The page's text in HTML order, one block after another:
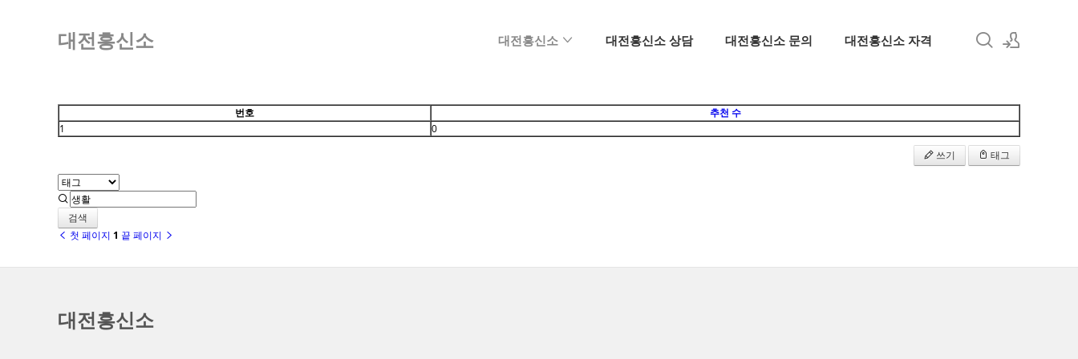
대전흥신소
회원가입
대전흥신소 대전흥신소 상담 대전흥신소 문의 대전흥신소 자격
번호
추천 수
1
0
쓰기
태그
검색
첫 페이지 1 끝 페이지
대전흥신소